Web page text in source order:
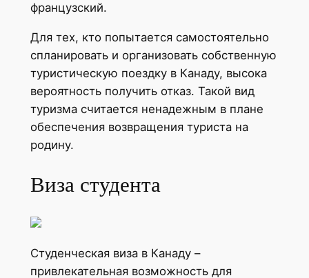
французский.
Для тех, кто попытается самостоятельно
спланировать и организовать собственную
туристическую поездку в Канаду, высока
вероятность получить отказ. Такой вид
туризма считается ненадежным в плане
обеспечения возвращения туриста на
родину.
Виза студента
Студенческая виза в Канаду –
привлекательная возможность для